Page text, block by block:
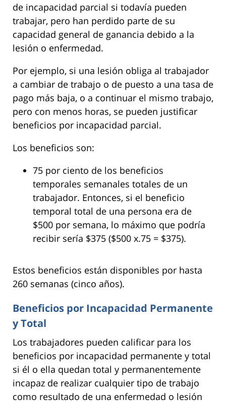
de incapacidad parcial si todavía pueden
trabajar, pero han perdido parte de su
capacidad general de ganancia debido a la
lesión o enfermedad.
Por ejemplo, si una lesión obliga al trabajador
a cambiar de trabajo o de puesto a una tasa de
pago más baja, o a continuar el mismo trabajo,
pero con menos horas, se pueden justificar
beneficios por incapacidad parcial.
Los beneficios son:
75 por ciento de los beneficios
temporales semanales totales de un
trabajador. Entonces, si el beneficio
temporal total de una persona era de
$500 por semana, lo máximo que podría
recibir sería $375 ($500 x.75 = $375).
Estos beneficios están disponibles por hasta
260 semanas (cinco años).
Beneficios por Incapacidad Permanente
y Total
Los trabajadores pueden calificar para los
beneficios por incapacidad permanente y total
si él o ella quedan total y permanentemente
incapaz de realizar cualquier tipo de trabajo
como resultado de una enfermedad o lesión